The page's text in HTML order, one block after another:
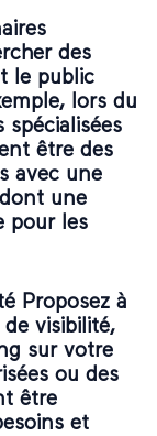
des
le public
lors du
spécialisées
être des
avec une
une
pour les
Proposez à
visibilité,
sur votre
ou des
être
et